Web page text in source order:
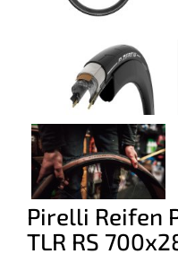
Pirelli Reifen
TLR RS